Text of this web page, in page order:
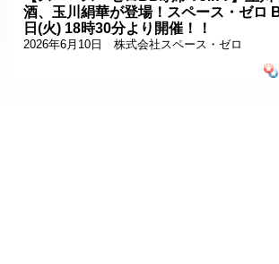
酒、玉川絹華が登場！スペース・ゼロ
日(火) 18時30分より開催！！
2026年6月10日 株式会社スペース・ゼロ